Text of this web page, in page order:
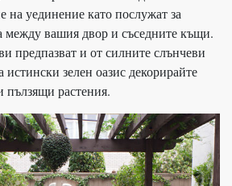
на уединение като послужат за
между вашия двор и съседните къщи.
предпазват и от силните слънчеви
истински зелен оазис декорирайте
пълзящи растения.